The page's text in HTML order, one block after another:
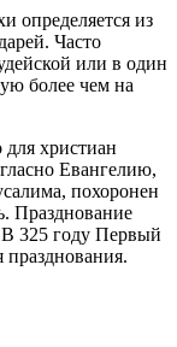
определяется из
Часто
или в один
более чем на
для христиан
Евангелию,
похоронен
Празднование
325 году Первый
празднования.